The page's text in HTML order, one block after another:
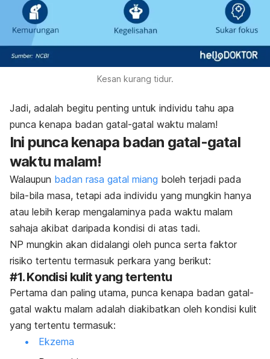
Kesan kurang tidur.
Jadi, adalah begitu penting untuk individu tahu apa
punca kenapa badan gatal-gatal waktu malam!
Ini punca kenapa badan gatal-gatal
waktu malam!
Walaupun badan rasa gatal miang boleh terjadi pada
bila-bila masa, tetapi ada individu yang mungkin hanya
atau lebih kerap mengalaminya pada waktu malam
sahaja akibat daripada kondisi di atas tadi.
NP mungkin akan didalangi oleh punca serta faktor
risiko tertentu termasuk perkara yang berikut:
#1. Kondisi kulit yang tertentu
Pertama dan paling utama, punca kenapa badan gatal-
gatal waktu malam adalah diakibatkan oleh kondisi kulit
yang tertentu termasuk:
Ekzema